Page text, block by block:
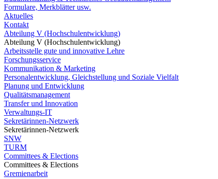
Formulare, Merkblätter usw.
Aktuelles
Kontakt
Abteilung V (Hochschulentwicklung)
Abteilung V (Hochschulentwicklung)
Arbeitsstelle gute und innovative Lehre
Forschungsservice
Kommunikation & Marketing
Personalentwicklung, Gleichstellung und Soziale Vielfalt
Planung und Entwicklung
Qualitätsmanagement
Transfer und Innovation
Verwaltungs-IT
Sekretärinnen-Netzwerk
Sekretärinnen-Netzwerk
SNW
TURM
Committees & Elections
Committees & Elections
Gremienarbeit